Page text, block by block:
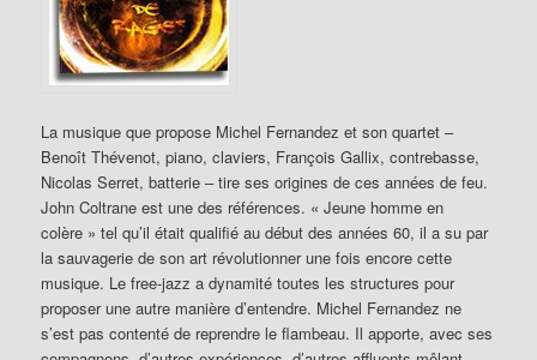
La musique que propose Michel Fernandez et son quartet –
Benoît Thévenot, piano, claviers, François Gallix, contrebasse,
Nicolas Serret, batterie – tire ses origines de ces années de feu.
John Coltrane est une des références. « Jeune homme en
colère » tel qu’il était qualifié au début des années 60, il a su par
la sauvagerie de son art révolutionner une fois encore cette
musique. Le free-jazz a dynamité toutes les structures pour
proposer une autre manière d’entendre. Michel Fernandez ne
s’est pas contenté de reprendre le flambeau. Il apporte, avec ses